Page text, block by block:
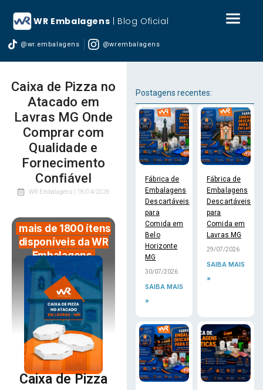
WR Embalagens | Blog Oficial
@wr.embalagens @wrembalagens
Caixa de Pizza no
Atacado em
Lavras MG Onde
Comprar com
Qualidade e
Fornecimento
Confiável
WR Embalagens | 18/04/2026
mais de 1800 ítens
disponíveis da WR
Embalagens
Caixa de Pizza
Postagens recentes:
Fábrica de
Embalagens
Descartáveis
para
Comida em
Belo
Horizonte
MG
30/07/2026
SAIBA MAIS
»
Fábrica de
Embalagens
Descartáveis
para
Comida em
Lavras MG
29/07/2026
SAIBA MAIS
»